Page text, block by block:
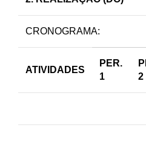
CRONOGRAMA:
ATIVIDADES
PER.
1
2